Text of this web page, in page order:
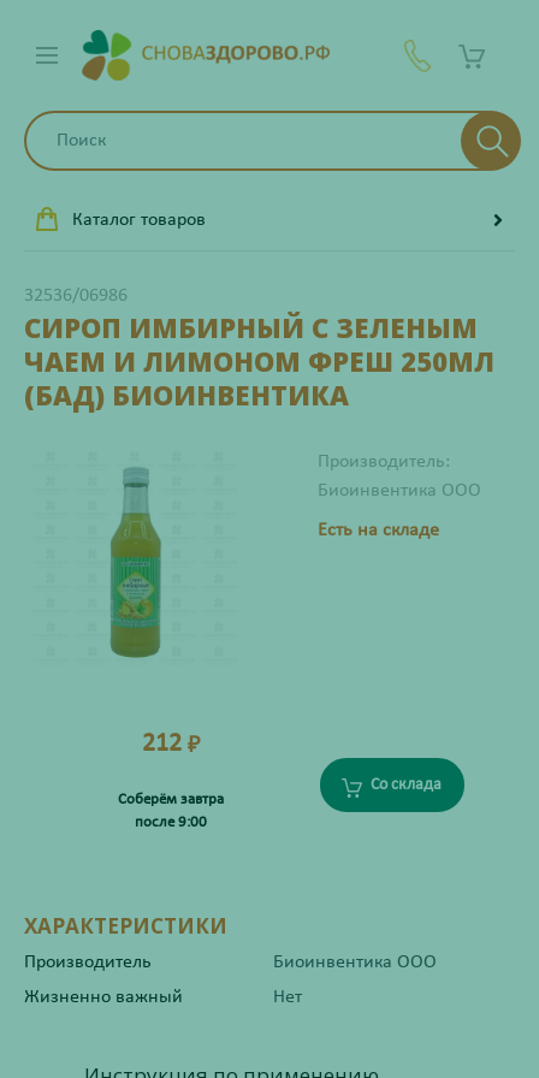
Каталог товаров
32536/06986
СИРОП ИМБИРНЫЙ С ЗЕЛЕНЫМ
ЧАЕМ И ЛИМОНОМ ФРЕШ 250МЛ
(БАД) БИОИНВЕНТИКА
Производитель:
Биоинвентика ООО
Есть на складе
212 ₽
Соберём завтра
после 9:00
Со склада
ХАРАКТЕРИСТИКИ
Производитель
Биоинвентика ООО
Жизненно важный
Нет